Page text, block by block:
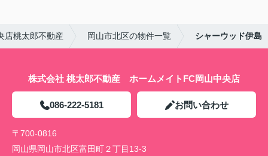
店桃太郎不動産 岡山市北区の物件一覧 シャーウッド伊島
株式会社 桃太郎不動産 ホームメイトFC岡山中央店
086-222-5181 お問い合わせ
〒700-0816
岡山県岡山市北区富田町２丁目13-3